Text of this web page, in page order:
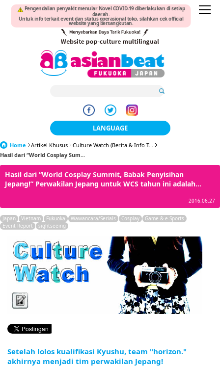
Pengendalian penyakit menular Novel COVID-19 diberlakukan di setiap
daerah.
Untuk info terkait event dan status operasional toko, silahkan cek official
website yang bersangkutan.
LANGUAGE
日本語
한국어
簡体中文
繁體中文
ภาษาไทย
tiéng Viêt
Bahasa Indonesia
Home Artikel Khusus
Culture Watch (Berita & Info T...
Hasil dari “World Cosplay Sum...
Hasil dari “World Cosplay Summit, Babak Penyisihan
Jepang!” Perwakilan Jepang untuk WCS tahun ini adalah...
2016.06.27
Japan Vietnam Fukuoka Wawancara/Serials Cosplay
Game & e-Sports
Event Report
sightseeing
Setelah lolos kualifikasi Kyushu, team "horizon."
akhirnya menjadi tim perwakilan Jepang!